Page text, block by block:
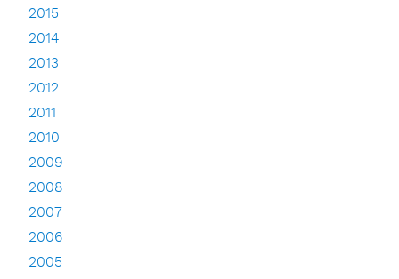
2015
2014
2013
2012
2011
2010
2009
2008
2007
2006
2005